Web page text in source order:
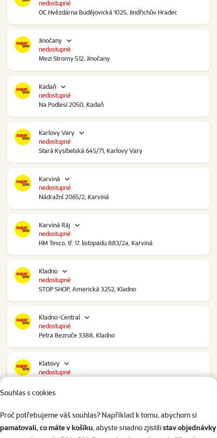
Souhlas s cookies
Proč potřebujeme váš souhlas? Například k tomu, abychom si
pamatovali, co máte v košíku, abyste snadno zjistilistav objednávky
OC Hvězdárna Budějovická 1025, Jindřichův Hradec
nedostupné
Jinočany
Mezi Stromy 512, Jinočany
nedostupné
Kadaň
Na Podlesí 2050, Kadaň
nedostupné
Karlovy Vary
Stará Kysibelská 645/71, Karlovy Vary
nedostupné
Karviná
Nádražní 2065/2, Karviná
nedostupné
Karviná Ráj
HM Tesco, tř. 17. listopadu 883/2a, Karviná
nedostupné
Kladno
STOP SHOP, Americká 3252, Kladno
nedostupné
Kladno-Central
Petra Bezruče 3388, Kladno
nedostupné
Klatovy
nedostupné
Polepská 979, Kolín
nedostupné